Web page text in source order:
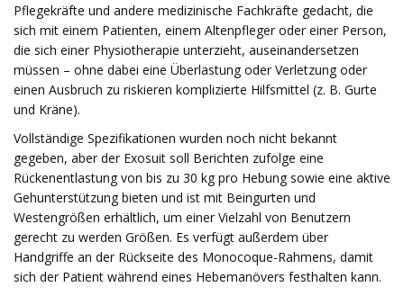
Pflegekräfte und andere medizinische Fachkräfte gedacht, die
sich mit einem Patienten, einem Altenpfleger oder einer Person,
die sich einer Physiotherapie unterzieht, auseinandersetzen
müssen – ohne dabei eine Überlastung oder Verletzung oder
einen Ausbruch zu riskieren komplizierte Hilfsmittel (z. B. Gurte
und Kräne).
Vollständige Spezifikationen wurden noch nicht bekannt
gegeben, aber der Exosuit soll Berichten zufolge eine
Rückenentlastung von bis zu 30 kg pro Hebung sowie eine aktive
Gehunterstützung bieten und ist mit Beingurten und
Westengrößen erhältlich, um einer Vielzahl von Benutzern
gerecht zu werden Größen. Es verfügt außerdem über
Handgriffe an der Rückseite des Monocoque-Rahmens, damit
sich der Patient während eines Hebemanövers festhalten kann.